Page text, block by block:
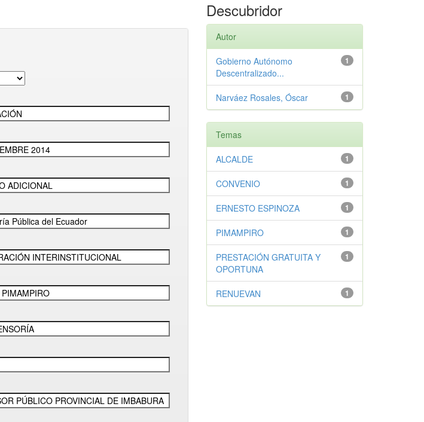
Descubridor
Autor
1
Gobierno Autónomo
Descentralizado...
1
Narváez Rosales, Óscar
Temas
1
ALCALDE
1
CONVENIO
1
ERNESTO ESPINOZA
1
PIMAMPIRO
1
PRESTACIÓN GRATUITA Y
OPORTUNA
1
RENUEVAN